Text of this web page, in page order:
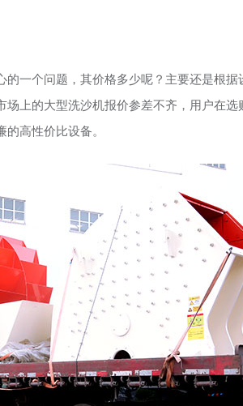
一个问题，其价格多少呢？主要还是根据
上的大型洗沙机报价参差不齐，用户在选
高性价比设备。